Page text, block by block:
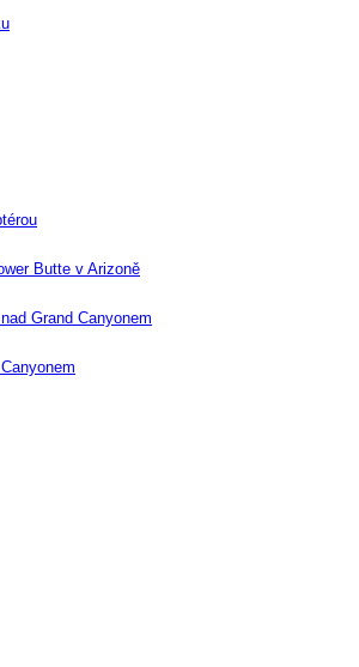
Butte v Arizoně
Grand Canyonem